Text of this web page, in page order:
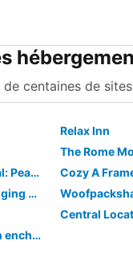
centaines de sites
Relax Inn
The Rome
Your Neck Of The Woods Cabin Rental: Peaceful Get-away Overlooking Fish Creek
Cabin 4 Waterfront - Three Pines Lodging & Marina
Charming 3-bedroom ranch house in enchanting Westmoreland .